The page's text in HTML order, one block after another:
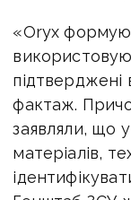
«Oryx
підтверджені
фактаж.
заявляли, що у
матеріалів,